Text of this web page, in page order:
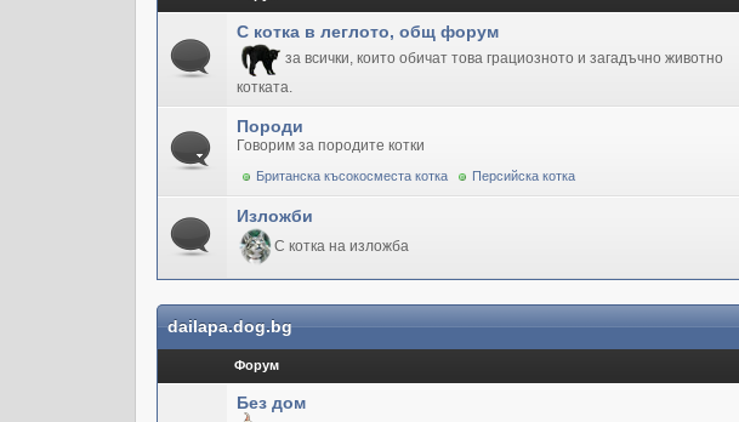
С котка в леглото, общ форум
за всички, които обичат това грациозното и загадъчно животно
котката.
Породи
Говорим за породите котки
Британска късокосместа котка Персийска котка
Изложби
С котка на изложба
dailapa.dog.bg
Форум
Без дом